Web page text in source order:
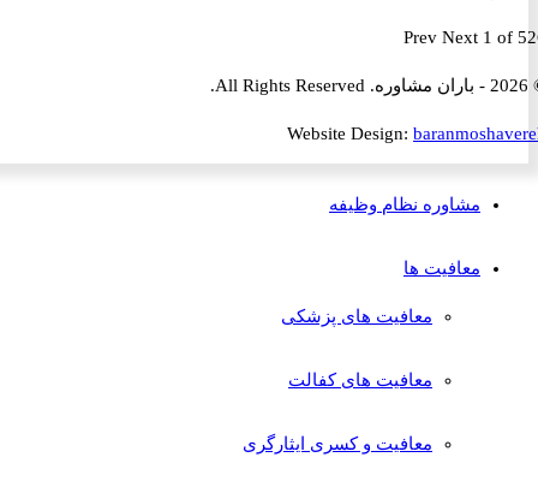
PrevNext 1
Website Design:
مشاوره نظام وظیفه
معافیت ها
معافیت های پزشکی
معافیت های کفالت
معافیت و کسری ایثارگری